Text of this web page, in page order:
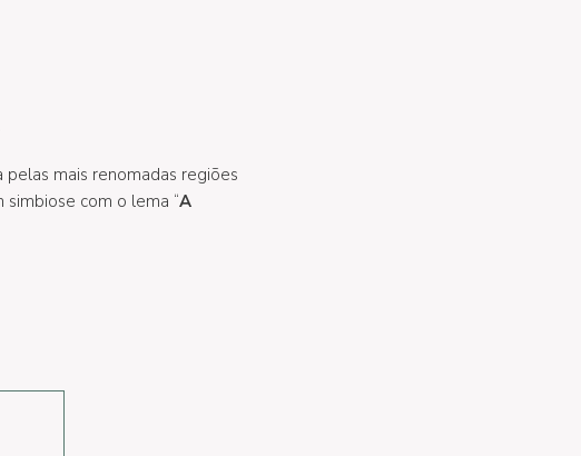
mais renomadas regiões
com o lema “A